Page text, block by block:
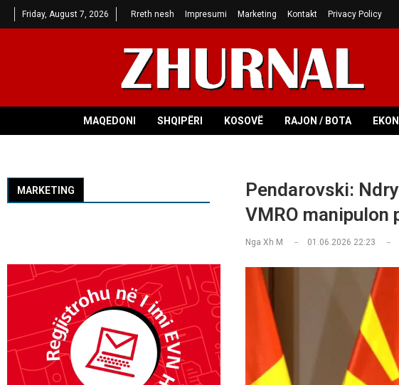
Friday, August 7, 2026 Rreth nesh Impresumi Marketing Kontakt Privacy Policy
MAQEDONI SHQIPËRI KOSOVË RAJON / BOTA
Pendarovski:
VMRO manipulon
Nga Xh M 01.06.2026 22:23
MARKETING